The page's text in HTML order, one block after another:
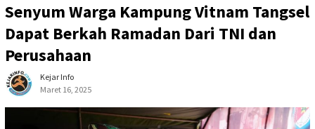
Senyum Warga Kampung Vitnam Tangsel
Dapat Berkah Ramadan Dari TNI dan
Perusahaan
Kejar Info
Maret 16, 2025